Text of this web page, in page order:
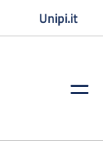
Unipi.it